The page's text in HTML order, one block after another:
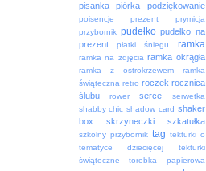
pisanka piórka podziękowanie
poisencje prezent
prymicja
przybornik pudełko pudełko na
prezent
płatki śniegu ramka
ramka na zdjęcia ramka okrągła
ramka z ostrokrzewem
ramka
świąteczna retro roczek rocznica
ślubu
rower serce
serwetka
shabby chic shadow card shaker
box
skrzyneczki szkatułka
szkolny przybornik tag tekturki o
tematyce dziecięcej
tekturki
świąteczne
torebka papierowa